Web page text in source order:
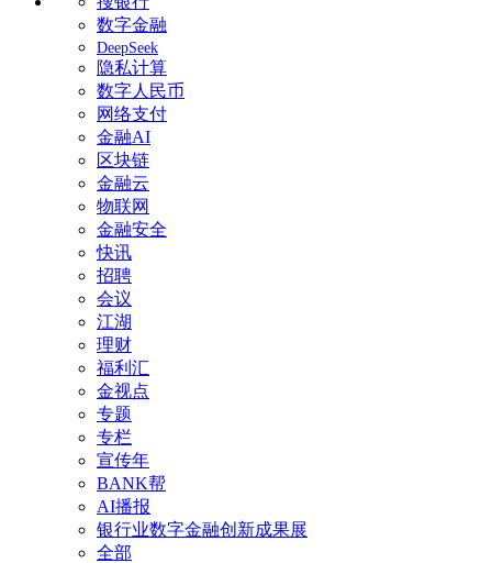
数字金融
DeepSeek
隐私计算
数字人民币
网络支付
金融AI
区块链
金融云
物联网
金融安全
快讯
招聘
会议
江湖
理财
福利汇
金视点
专题
专栏
宣传年
BANK帮
AI播报
银行业数字金融创新成果展
全部